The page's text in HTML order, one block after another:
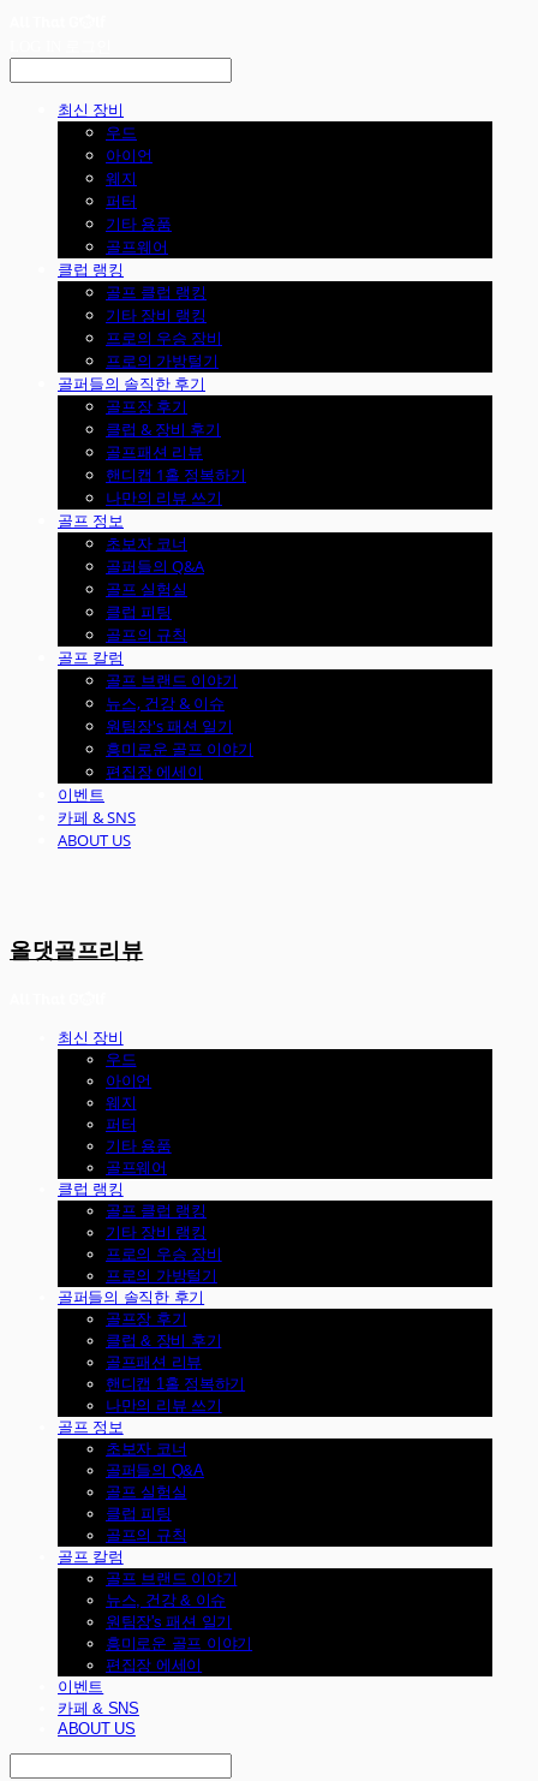
최신 장비
우드
아이언
웨지
퍼터
기타 용품
골프웨어
클럽 랭킹
골프 클럽 랭킹
기타 장비 랭킹
프로의 우승 장비
프로의 가방털기
골퍼들의 솔직한 후기
골프장 후기
클럽 & 장비 후기
골프패션 리뷰
핸디캡 1홀 정복하기
나만의 리뷰 쓰기
골프 정보
초보자 코너
골퍼들의 Q&A
골프 실험실
클럽 피팅
골프의 규칙
골프 칼럼
골프 브랜드 이야기
뉴스, 건강 & 이슈
원팀장's 패션 일기
흥미로운 골프 이야기
편집장 에세이
이벤트
카페 & SNS
ABOUT US
올댓골프리뷰
최신 장비
우드
아이언
웨지
퍼터
기타 용품
골프웨어
클럽 랭킹
골프 클럽 랭킹
기타 장비 랭킹
프로의 우승 장비
프로의 가방털기
골퍼들의 솔직한 후기
골프장 후기
클럽 & 장비 후기
골프패션 리뷰
핸디캡 1홀 정복하기
나만의 리뷰 쓰기
골프 정보
초보자 코너
골퍼들의 Q&A
골프 실험실
클럽 피팅
골프의 규칙
골프 칼럼
골프 브랜드 이야기
뉴스, 건강 & 이슈
원팀장's 패션 일기
흥미로운 골프 이야기
편집장 에세이
이벤트
카페 & SNS
ABOUT US